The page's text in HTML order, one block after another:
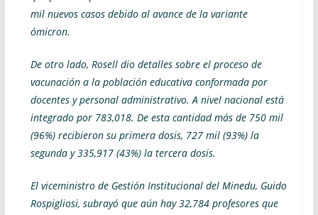
mil nuevos casos debido al avance de la variante
ómicron.
De otro lado, Rosell dio detalles sobre el proceso de
vacunación a la población educativa conformada por
docentes y personal administrativo.A nivel nacional está
integrado por 783,018. De esta cantidad más de 750 mil
(96%) recibieron su primera dosis, 727 mil (93%) la
segunda y 335,917 (43%) la tercera dosis.
El viceministro de Gestión Institucional del Minedu, Guido
Rospigliosi, subrayó que aún hay 32,784 profesores que